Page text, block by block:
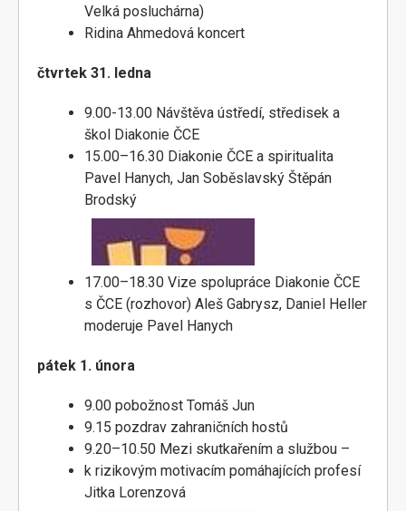
Velká posluchárna)
Ridina Ahmedová koncert
čtvrtek 31. ledna
9.00-13.00 Návštěva ústředí, středisek a
škol Diakonie ČCE
15.00–16.30 Diakonie ČCE a spiritualita
Pavel Hanych, Jan Soběslavský Štěpán
Brodský
17.00–18.30 Vize spolupráce Diakonie ČCE
s ČCE (rozhovor) Aleš Gabrysz, Daniel Heller
moderuje Pavel Hanych
pátek 1. února
9.00 pobožnost Tomáš Jun
9.15 pozdrav zahraničních hostů
9.20–10.50 Mezi skutkařením a službou –
k rizikovým motivacím pomáhajících profesí
Jitka Lorenzová